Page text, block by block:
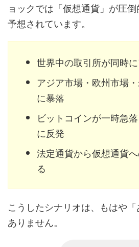
ョックでは「仮想通貨」が圧
予想されています。
世界中の取引所が同時
アジア市場・欧州市場
に暴落
ビットコインが一時急
に反発
法定通貨から仮想通貨
る
こうしたシナリオは、もはや
ありません。